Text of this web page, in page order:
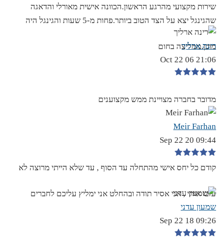
שירות מקצועי מהרגע הראשון.הכוונה אישית מאורלי והדאגה
שהגינגל יצא על הצד הטוב ביותר.פחות מ-5 שעות והגינגל היה
מוכן.ממליצה בחום
רינה ארליך
21:06 06 Oct 22
מדובר בחברה מצויינת ממש מקצוענים
Meir Farhan
09:44 20 Sep 22
קודם כל יחס אישי מהתחלה עד הסוף , עד שלא הייתי מרוצה לא
עזבו אותי , אני אסיר תודה ובהחלט אני ימליץ עליכם לחברים
שמעון עדני
09:26 18 Sep 22